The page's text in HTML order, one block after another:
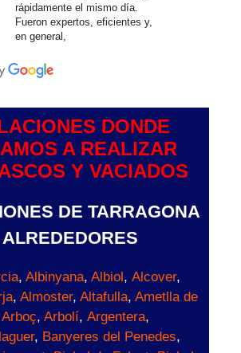
rápidamente el mismo día.
Fueron expertos, eficientes y,
en general,
DONDE
A REALIZAR
Y VACIADOS
DE TARRAGONA
, Albinyana, Albiol, Alcover,
, Almoster, Altafulla, Ametlla de
Arboç, Arbolí, Argentera,
, Banyeres del Penedes,